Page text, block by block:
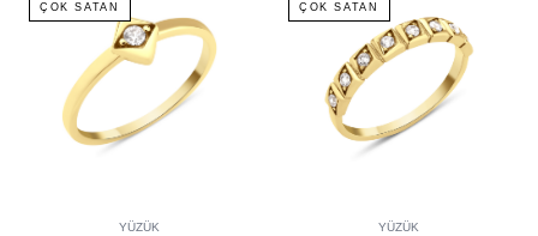
ÇOK SATAN
YÜZÜK
ÇOK SATAN
YÜZÜK